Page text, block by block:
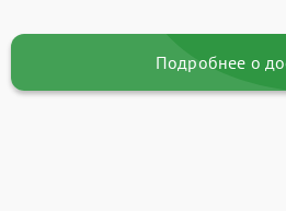
Подробнее о